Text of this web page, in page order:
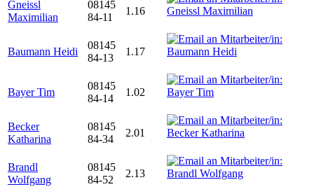
Gneissl
Maximilian
08145
84-11
1.16
Baumann Heidi
08145
84-13
1.17
Bayer Tim
08145
84-14
1.02
Becker
Katharina
08145
84-34
2.01
Brandl
Wolfgang
08145
84-52
2.13